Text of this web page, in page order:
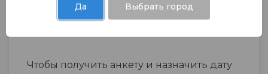
Чтобы получить анкету и назначить дату
Да Выбрать город